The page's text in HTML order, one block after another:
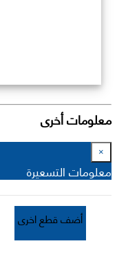
معلومات أخرى
×
معلومات التسعيرة
أضف قطع اخرى